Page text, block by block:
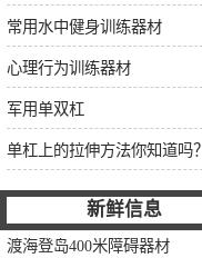
常用水中健身训练器材
心理行为训练器材
军用单双杠
单杠上的拉伸方法你知道吗？
新鲜信息
渡海登岛400米障碍器材